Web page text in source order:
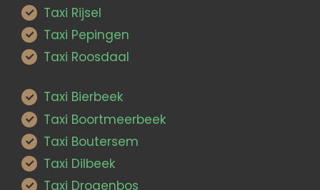
Taxi Rijsel
Taxi Pepingen
Taxi Roosdaal
Taxi Bierbeek
Taxi Boortmeerbeek
Taxi Boutersem
Taxi Dilbeek
Taxi Drogenbos